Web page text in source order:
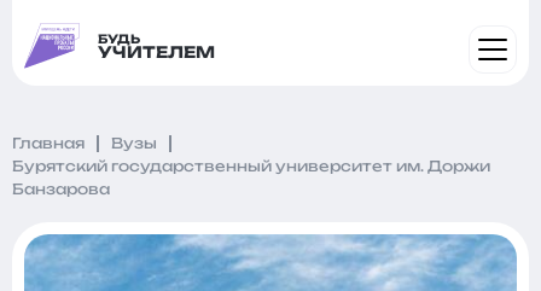
БУДЬ
УЧИТЕЛЕМ
Главная
Вузы
Бурятский государственный университет им. Доржи
Банзарова